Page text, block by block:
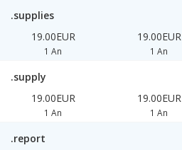
.supplies
19.00EUR
1 An
19.00EUR
1 An
.supply
19.00EUR
1 An
19.00EUR
1 An
.report